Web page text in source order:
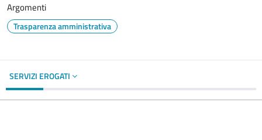
Argomenti
Trasparenza amministrativa
SERVIZI EROGATI